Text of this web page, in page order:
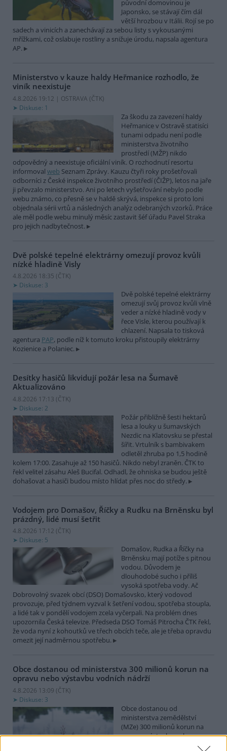
původní domovinou je
Japonsko, se stávají čím dál
větší hrozbou v Itálii. Rojí se po
sadech a vinicích a zanechávají za sebou listy s vykousanými
mřížkami, což oslabuje rostliny a snižuje úrodu, napsala agentura
AP.
Ministerstvo v kauze haldy Heřmanice rozhodlo, že
viník neexistuje
4.8.2026 19:12 | OSTRAVA (ČTK)
Diskuse: 1
Za škodu za zavezení haldy
Heřmanice v Ostravě statisíci
tunami odpadu není podle
ministerstva životního
prostředí (MŽP) nikdo
odpovědný a neexistuje oficiální viník. O rozhodnutí resortu
informoval web Seznam Zprávy. Kauzu čtyři roky prošetřovali
odborníci z České inspekce životního prostředí (ČIŽP), letos na jaře
ji převzalo ministerstvo. Ani po letech vyšetřování nebylo podle
webu známo, co přesně se v haldě skrývá, inspekce si proto loni
objednala sérii vrtů a následných analýz odebraných vzorků. Práce
ale měl podle webu minulý měsíc zastavit šéf úřadu Pavel Straka
pro jejich nadbytečnost.
Dvě polské tepelné elektrárny omezují provoz kvůli
nízké hladině Visly
4.8.2026 18:35 (ČTK)
Diskuse: 3
Dvě polské tepelné elektrárny
omezují svůj provoz kvůli vlně
veder a nízké hladině vody v
řece Visle, kterou používají k
chlazení. Napsala to tisková
agentura PAP, podle níž k tomuto kroku přistoupily elektrárny
Kozienice a Polaniec.
Desítky hasičů likvidují požár lesa na Šumavě
Aktualizováno
4.8.2026 17:13 (ČTK)
Diskuse: 2
Požár přibližně šesti hektarů
lesa a louky u šumavských
Nezdic na Klatovsku se přestal
šířit. Vrtulník s bambivakem
odletěl zhruba po 1,5 hodině
kolem 17:00. Zasahuje až 150 hasičů. Nikdo nebyl zraněn. ČTK to
řekl velitel zásahu Aleš Bucifal. Odhadl, že ohniska se budou ještě
dohašovat a hasiči budou místo hlídat přes noc do středy.
Vodojem pro Domašov, Říčky a Rudku na Brněnsku byl
prázdný, lidé musí šetřit
4.8.2026 17:12 (ČTK)
Diskuse: 5
Domašov, Rudka a Říčky na
Brněnsku mají potíže s pitnou
vodou. Důvodem je
dlouhodobé sucho i příliš
vysoká spotřeba vody. Ač
Dobrovolný svazek obcí (DSO) Domašovsko, který vodovod
provozuje, před týdnem vyzval k šetření vodou, spotřeba stoupla,
a lidé tak v pondělí vodojem zcela vyčerpali. Na problém dnes
upozornila Česká televize. Předseda DSO Tomáš Pitrocha ČTK řekl,
že voda nyní z kohoutků ve třech obcích teče, ale je třeba opravdu
omezit její nadměrnou spotřebu.
Obce dostanou od ministerstva 300 milionů korun na
opravu nebo výstavbu vodních nádrží
4.8.2026 13:09 (ČTK)
Diskuse: 3
Obce dostanou od
ministerstva zemědělství
(MZe) 300 milionů korun na
opravu, výstavbu nebo
odbahnění malých vodních